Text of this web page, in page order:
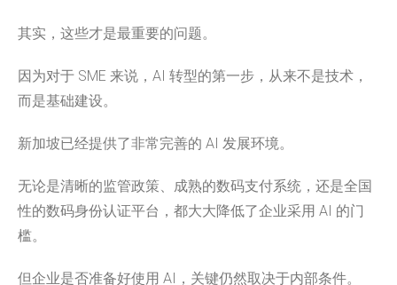
其实，这些才是最重要的问题。
因为对于 SME 来说，AI 转型的第一步，从来不是技术，
而是基础建设。
新加坡已经提供了非常完善的 AI 发展环境。
无论是清晰的监管政策、成熟的数码支付系统，还是全国
性的数码身份认证平台，都大大降低了企业采用 AI 的门
槛。
但企业是否准备好使用 AI，关键仍然取决于内部条件。